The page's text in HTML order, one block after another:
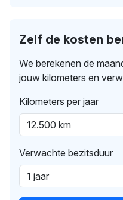
Zelf de kosten
We berekenen de
jouw kilometers en
Kilometers per jaar
Verwachte bezitsduur